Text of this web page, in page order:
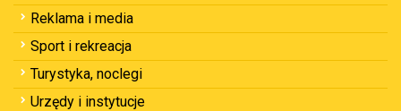
Reklama i media
Sport i rekreacja
Turystyka, noclegi
Urzędy i instytucje